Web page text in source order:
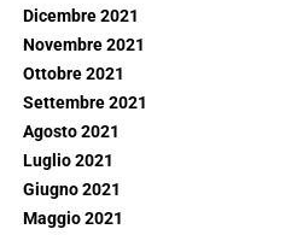
Dicembre 2021
Novembre 2021
Ottobre 2021
Settembre 2021
Agosto 2021
Luglio 2021
Giugno 2021
Maggio 2021